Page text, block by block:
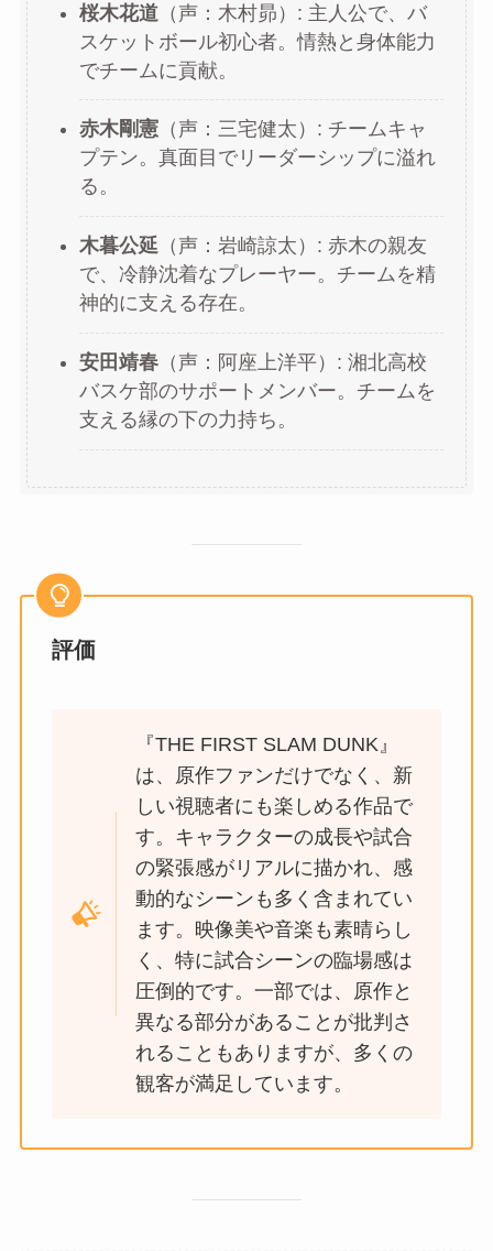
桜木花道（声：木村昴）: 主人公で、バ
スケットボール初心者。情熱と身体能力
でチームに貢献。
赤木剛憲（声：三宅健太）: チームキャ
プテン。真面目でリーダーシップに溢れ
る。
木暮公延（声：岩崎諒太）: 赤木の親友
で、冷静沈着なプレーヤー。チームを精
神的に支える存在。
安田靖春（声：阿座上洋平）: 湘北高校
バスケ部のサポートメンバー。チームを
支える縁の下の力持ち。
評価
『THE FIRST SLAM DUNK』
は、原作ファンだけでなく、新
しい視聴者にも楽しめる作品で
す。キャラクターの成長や試合
の緊張感がリアルに描かれ、感
動的なシーンも多く含まれてい
ます。映像美や音楽も素晴らし
く、特に試合シーンの臨場感は
圧倒的です。一部では、原作と
異なる部分があることが批判さ
れることもありますが、多くの
観客が満足しています。